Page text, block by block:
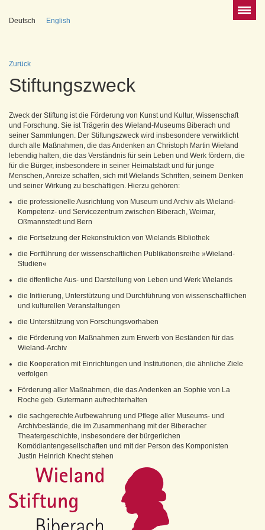
Deutsch English
Zurück
Stiftungszweck
Zweck der Stiftung ist die Förderung von Kunst und Kultur, Wissenschaft
und Forschung. Sie ist Trägerin des Wieland-Museums Biberach und
seiner Sammlungen. Der Stiftungszweck wird insbesondere verwirklicht
durch alle Maßnahmen, die das Andenken an Christoph Martin Wieland
lebendig halten, die das Verständnis für sein Leben und Werk fördern, die
für die Bürger, insbesondere in seiner Heimatstadt und für junge
Menschen, Anreize schaffen, sich mit Wielands Schriften, seinem Denken
und seiner Wirkung zu beschäftigen. Hierzu gehören:
die professionelle Ausrichtung von Museum und Archiv als Wieland-
Kompetenz- und Servicezentrum zwischen Biberach, Weimar,
Oßmannstedt und Bern
die Fortsetzung der Rekonstruktion von Wielands Bibliothek
die Fortführung der wissenschaftlichen Publikationsreihe »Wieland-
Studien«
die öffentliche Aus- und Darstellung von Leben und Werk Wielands
die Initiierung, Unterstützung und Durchführung von wissenschaftlichen
und kulturellen Veranstaltungen
die Unterstützung von Forschungsvorhaben
die Förderung von Maßnahmen zum Erwerb von Beständen für das
Wieland-Archiv
die Kooperation mit Einrichtungen und Institutionen, die ähnliche Ziele
verfolgen
Förderung aller Maßnahmen, die das Andenken an Sophie von La
Roche geb. Gutermann aufrechterhalten
die sachgerechte Aufbewahrung und Pflege aller Museums- und
Archivbestände, die im Zusammenhang mit der Biberacher
Theatergeschichte, insbesondere der bürgerlichen
Komödiantengesellschaften und mit der Person des Komponisten
Justin Heinrich Knecht stehen